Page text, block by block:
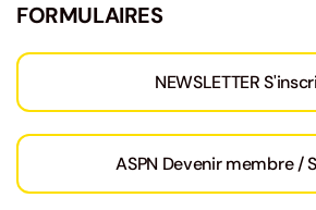
FORMULAIRES
NEWSLETTER
ASPN Devenir membre /